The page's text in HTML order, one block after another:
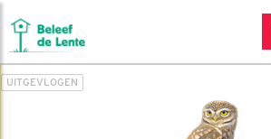
UITGEVLOGEN